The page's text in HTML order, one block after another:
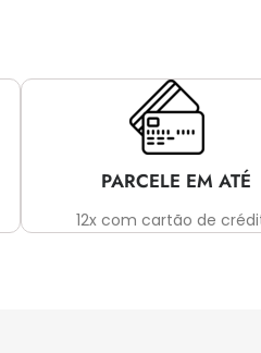
PARCELE EM ATÉ
12x com cartão de